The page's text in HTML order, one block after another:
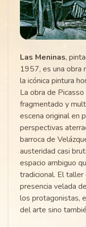
Las Meninas,
1957, es una obra
la icónica pintura
La obra de
fragmentado y
escena original en
perspectivas
barroca de
austeridad casi
espacio ambiguo
tradicional. El
presencia velada
los protagonistas,
del arte sino